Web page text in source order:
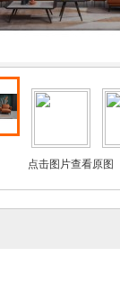
点击图片查看原图